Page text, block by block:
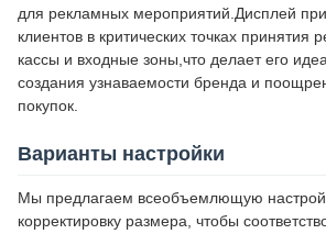
для рекламных мероприятий.Дисплей
клиентов в критических точках принятия
кассы и входные зоны,что делает его
создания узнаваемости бренда и
покупок.
Варианты настройки
Мы предлагаем всеобъемлющую
корректировку размера, чтобы